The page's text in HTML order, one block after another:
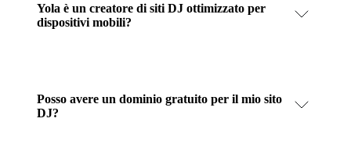
Yola è un creatore di siti DJ ottimizzato per
dispositivi mobili?
Posso avere un dominio gratuito per il mio sito
DJ?